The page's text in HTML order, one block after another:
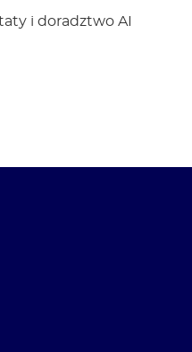
i doradztwo AI